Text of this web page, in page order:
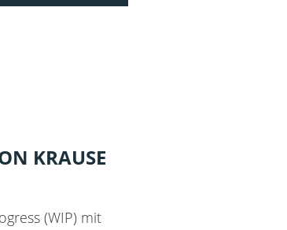
KRAUSE
(WIP) mit